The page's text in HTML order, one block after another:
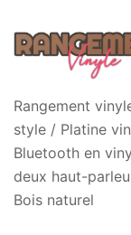
content
Rangement
Rangement
style / Platine
Bluetooth en
deux haut-
Bois naturel